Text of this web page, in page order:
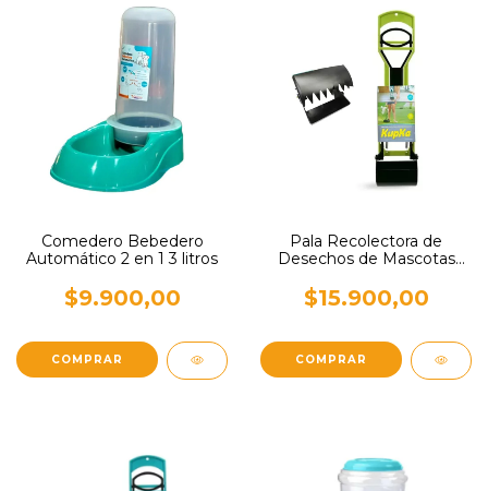
Comedero Bebedero
Automático 2 en 1 3 litros
$9.900,00
Pala Recolectora de
Desechos de Mascotas
$15.900,00